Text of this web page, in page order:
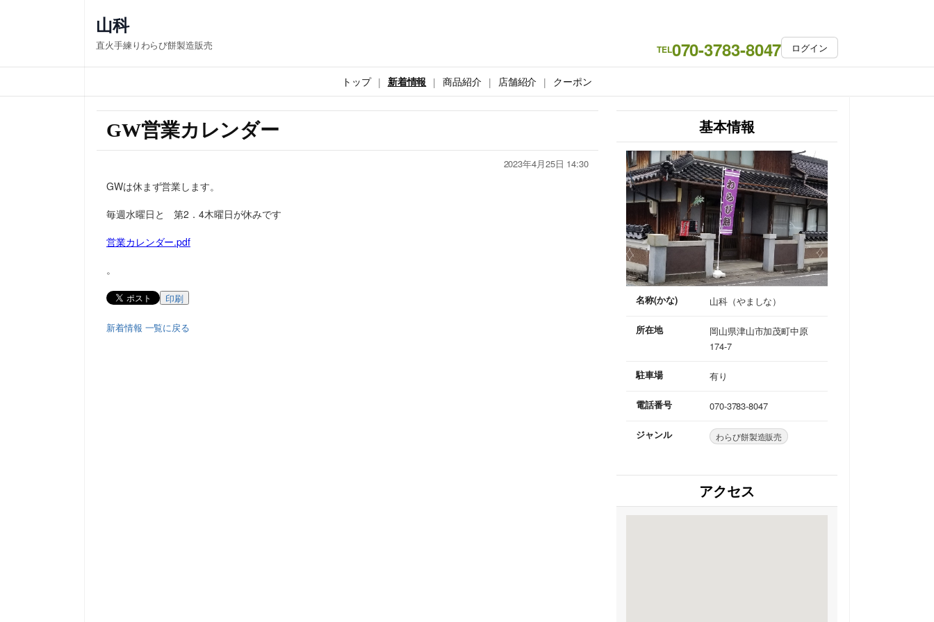
山科
直火手練りわらび餅製造販売 TEL070-3783-8047 ログイン
トップ 新着情報 商品紹介 店舗紹介 クーポン
GW営業カレンダー
2023年4月25日 14:30
GWは休まず営業します。
毎週水曜日と 第2．4木曜日が休みです
営業カレンダー.pdf
。
印刷
新着情報 一覧に戻る
基本情報
名称(かな) 山科（やましな）
所在地
岡山県津山市加茂町中原
174-7
駐車場 有り
電話番号 070-3783-8047
ジャンル わらび餅製造販売
アクセス